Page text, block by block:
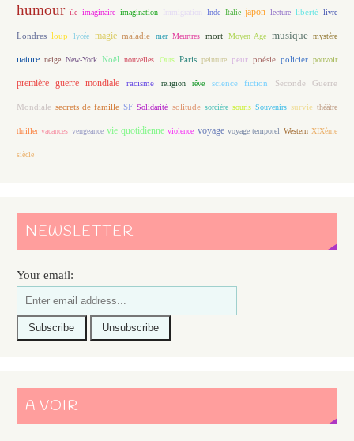
humour île imaginaire imagination Immigration Inde Italie japon lecture liberté livre
Londres loup lycée magie maladie mer Meurtres mort Moyen Age musique mystère
nature neige New-York Noël nouvelles Ours Paris peinture peur poésie policier pouvoir
première guerre mondiale racisme religion rêve science fiction Seconde Guerre
Mondiale secrets de famille SF Solidarité solitude sorcière souris Souvenirs survie théâtre
thriller vacances vengeance vie quotidienne violence voyage voyage temporel Western XIXème
siècle
NEWSLETTER
Your email:
A VOIR